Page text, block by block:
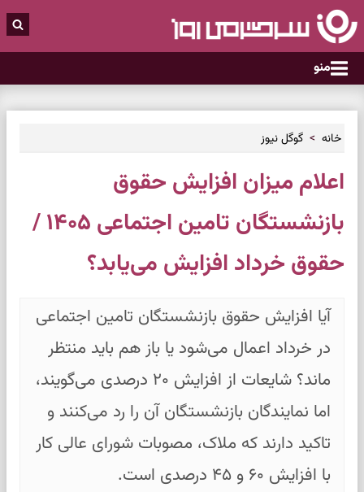
منو
خانه گوگل نیوز
اعلام میزان افزایش حقوق
بازنشستگان تامین اجتماعی ۱۴۰۵ /
حقوق خرداد افزایش می‌یابد؟
آیا افزایش حقوق بازنشستگان تامین اجتماعی
در خرداد اعمال می‌شود یا باز هم باید منتظر
ماند؟ شایعات از افزایش ۲۰ درصدی می‌گویند،
اما نمایندگان بازنشستگان آن را رد می‌کنند و
تاکید دارند که ملاک، مصوبات شورای عالی کار
با افزایش ۶۰ و ۴۵ درصدی است.